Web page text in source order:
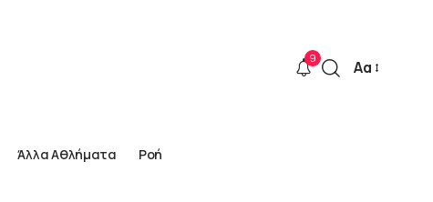
9
Font
Αα
Άλλα Αθλήματα Ροή